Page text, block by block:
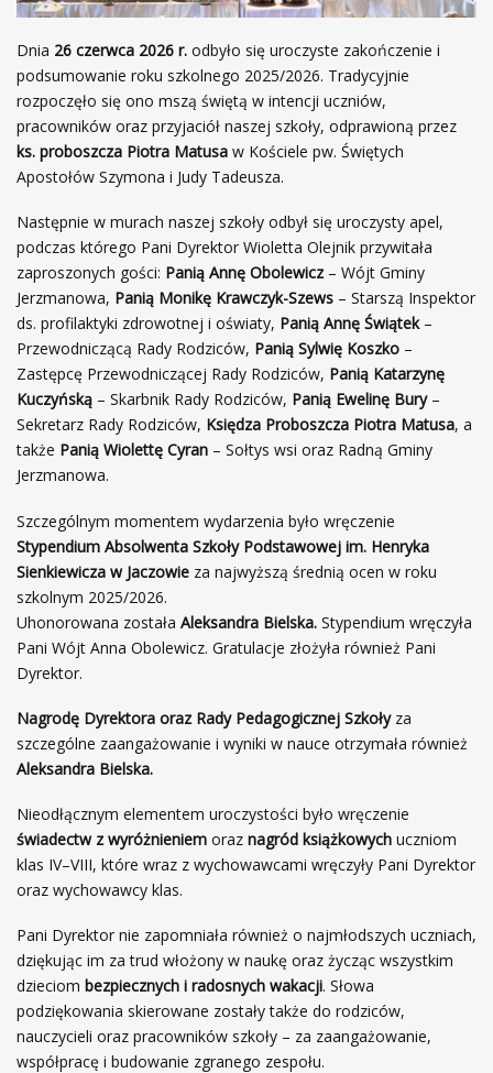
Dnia 26 czerwca 2026 r. odbyło się uroczyste zakończenie i
podsumowanie roku szkolnego 2025/2026. Tradycyjnie
rozpoczęło się ono mszą świętą w intencji uczniów,
pracowników oraz przyjaciół naszej szkoły, odprawioną przez
ks. proboszcza Piotra Matusa w Kościele pw. Świętych
Apostołów Szymona i Judy Tadeusza.
Następnie w murach naszej szkoły odbył się uroczysty apel,
podczas którego Pani Dyrektor Wioletta Olejnik przywitała
zaproszonych gości: Panią Annę Obolewicz– Wójt Gminy
Jerzmanowa, Panią Monikę Krawczyk-Szews – Starszą Inspektor
ds. profilaktyki zdrowotnej i oświaty, Panią Annę Świątek –
Przewodniczącą Rady Rodziców, Panią Sylwię Koszko –
Zastępcę Przewodniczącej Rady Rodziców, Panią Katarzynę
Kuczyńską – Skarbnik Rady Rodziców, Panią Ewelinę Bury–
Sekretarz Rady Rodziców, Księdza Proboszcza Piotra Matusa, a
także Panią Wiolettę Cyran – Sołtys wsi oraz Radną Gminy
Jerzmanowa.
Szczególnym momentem wydarzenia było wręczenie
Stypendium Absolwenta Szkoły Podstawowej im. Henryka
Sienkiewicza w Jaczowie za najwyższą średnią ocen w roku
szkolnym 2025/2026.
Uhonorowana została Aleksandra Bielska. Stypendium wręczyła
Pani Wójt Anna Obolewicz. Gratulacje złożyła również Pani
Dyrektor.
Nagrodę Dyrektora oraz Rady Pedagogicznej Szkołyza
szczególne zaangażowanie i wyniki w nauce otrzymała również
Aleksandra Bielska.
Nieodłącznym elementem uroczystości było wręczenie
świadectw z wyróżnieniem oraz nagród książkowych uczniom
klas IV–VIII, które wraz z wychowawcami wręczyły Pani Dyrektor
oraz wychowawcy klas.
Pani Dyrektor nie zapomniała również o najmłodszych uczniach,
dziękując im za trud włożony w naukę oraz życząc wszystkim
dzieciom bezpiecznych i radosnych wakacji. Słowa
podziękowania skierowane zostały także do rodziców,
nauczycieli oraz pracowników szkoły – za zaangażowanie,
współpracę i budowanie zgranego zespołu.